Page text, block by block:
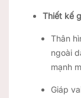
Thiết kế
Thân
ngoài
mạnh
Giáp